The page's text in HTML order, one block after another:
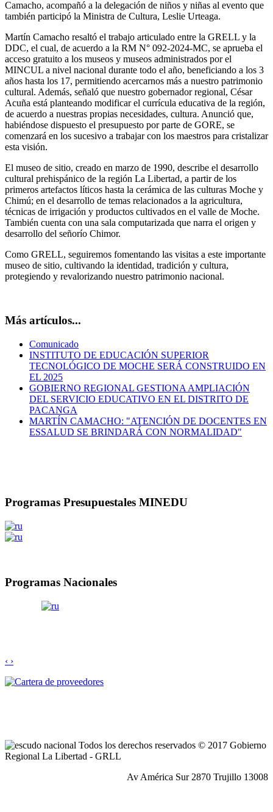
Camacho, acompañó a la delegación de niños y niñas al evento que
también participó la Ministra de Cultura, Leslie Urteaga.
Martín Camacho resaltó el trabajo articulado entre la GRELL y la
DDC, el cual, de acuerdo a la RM N° 092-2024-MC, se aprueba el
acceso gratuito a los museos y museos administrados por el
MINCUL a nivel nacional durante todo el año, beneficiando a los 3
años hasta los 17, permitiendo acercarnos más a nuestro patrimonio
cultural. Además, señaló que nuestro gobernador regional, César
Acuña está planteando modificar el currícula educativa de la región,
de acuerdo a nuestras propias necesidades, cultura. Anunció que,
habiéndose dispuesto el presupuesto por parte de GORE, se
comenzará en los sucesivo a trabajar con los maestros para cristalizar
esta visión.
El museo de sitio, creado en marzo de 1990, describe el desarrollo
cultural prehispánico de la región La Libertad, a partir de los
primeros artefactos líticos hasta la cerámica de las culturas Moche y
Chimú; en el desarrollo de temas relacionados a la agricultura,
técnicas de irrigación y productos cultivados en el valle de Moche.
También cuenta con una sala computarizada que narra el origen y
desarrollo del señorío Chimor.
Como GRELL, seguiremos fomentando las visitas a este importante
museo de sitio, cultivando la identidad, tradición y cultura,
protegiendo y revalorizando nuestro patrimonio nacional.
Más artículos...
Comunicado
INSTITUTO DE EDUCACIÓN SUPERIOR
TECNOLÓGICO DE MOCHE SERÁ CONSTRUIDO EN
EL 2025
GOBIERNO REGIONAL GESTIONA AMPLIACIÓN
DEL SERVICIO EDUCATIVO EN EL DISTRITO DE
PACANGA
MARTÍN CAMACHO: "ATENCIÓN DE DOCENTES EN
ESSALUD SE BRINDARÁ CON NORMALIDAD"
Programas Presupuestales MINEDU
Programas Nacionales
‹ ›
Todos los derechos reservados © 2017 Gobierno
Regional La Libertad - GRLL
Av América Sur 2870 Trujillo 13008